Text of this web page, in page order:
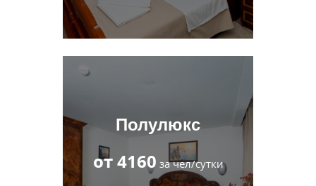
Полулюкс
от 4160 за чел/сутки